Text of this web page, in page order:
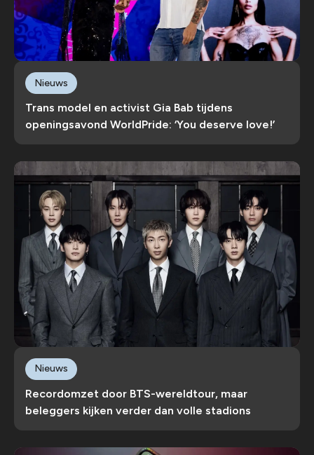
Trans model en activist Gia Bab tijdens
openingsavond WorldPride: ‘You deserve love!’
Nieuws
Recordomzet door BTS-wereldtour, maar
beleggers kijken verder dan volle stadions
Nieuws